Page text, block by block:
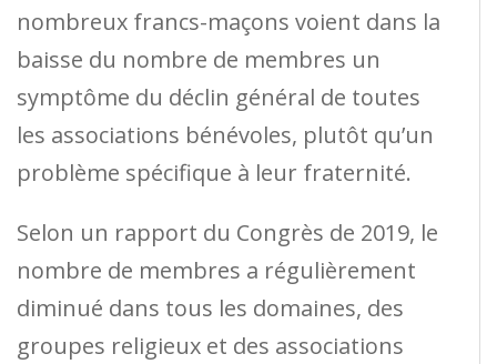
nombreux francs-maçons voient dans la
baisse du nombre de membres un
symptôme du déclin général de toutes
les associations bénévoles, plutôt qu’un
problème spécifique à leur fraternité.
Selon un rapport du Congrès de 2019, le
nombre de membres a régulièrement
diminué dans tous les domaines, des
groupes religieux et des associations